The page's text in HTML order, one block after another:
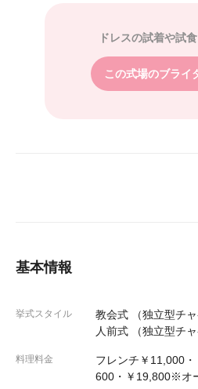
ドレスの試着や試
この式場のブライ
基本情報
挙式スタイル
教会式 （独立型チ
人前式 （独立型チ
料理料金
フレンチ￥11,000
600・￥19,800※オ